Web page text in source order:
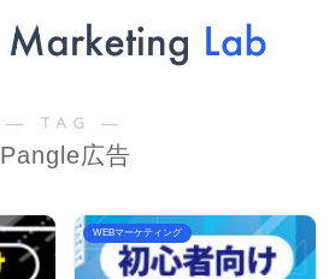
― TAG ―
Pangle広告
WEBマーケティング